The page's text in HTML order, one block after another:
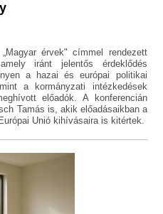
érvek" címmel rendezett
iránt jelentős érdeklődés
a hazai és európai politikai
a kormányzati intézkedések
előadók. A konferencián
Tamás is, akik előadásaikban a
Unió kihívásaira is kitértek.